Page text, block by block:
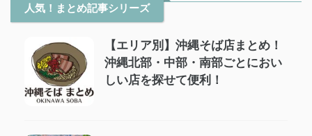
人気！まとめ記事シリーズ
【エリア別】沖縄そば店まとめ！
沖縄北部・中部・南部ごとにおい
しい店を探せて便利！